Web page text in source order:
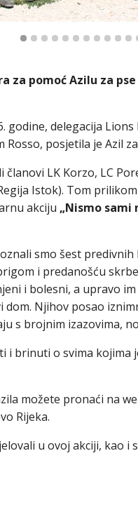
za pomoć Azilu za
godine, delegacija
posjetila je Azil
LK Korzo, LC
Istok). Tom
akciju „Nismo sami
smo šest
i predanošću
i bolesni, a upravo
Njihov posao
s brojnim izazovima,
i brinuti o svima kojima
možete pronaći na
Rijeka.
u ovoj akciji, kao